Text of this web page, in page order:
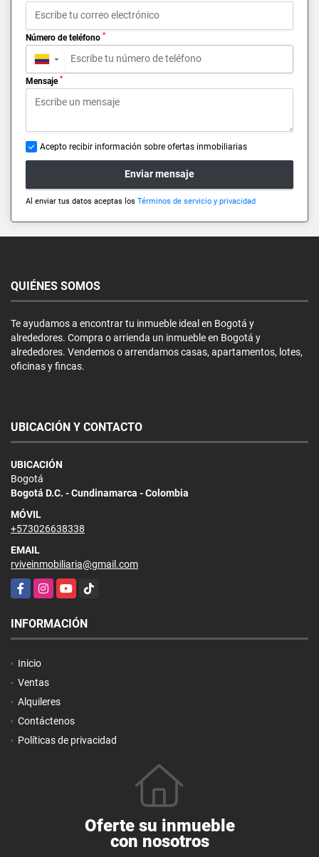
Número de teléfono *
▼
Mensaje *
Acepto recibir información sobre ofertas inmobiliarias
Enviar mensaje
Al enviar tus datos aceptas los Términos de servicio y privacidad
QUIÉNES SOMOS
Te ayudamos a encontrar tu inmueble ideal en Bogotá y
alrededores. Compra o arrienda un inmueble en Bogotá y
alrededores. Vendemos o arrendamos casas, apartamentos, lotes,
oficinas y fincas.
UBICACIÓN Y CONTACTO
UBICACIÓN
Bogotá
Bogotá D.C. - Cundinamarca - Colombia
MÓVIL
+573026638338
EMAIL
rviveinmobiliaria@gmail.com
FacebookInstagramYouTubeTikTok
INFORMACIÓN
Inicio
Ventas
Alquileres
Contáctenos
Políticas de privacidad
Oferte su inmueble
con nosotros